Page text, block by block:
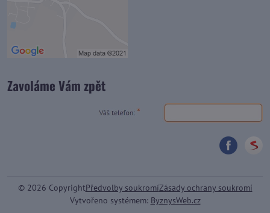
Zavoláme Vám zpět
© 2026 CopyrightPředvolby soukromíZásady ochrany soukromí
Vytvořeno systémem: ByznysWeb.cz